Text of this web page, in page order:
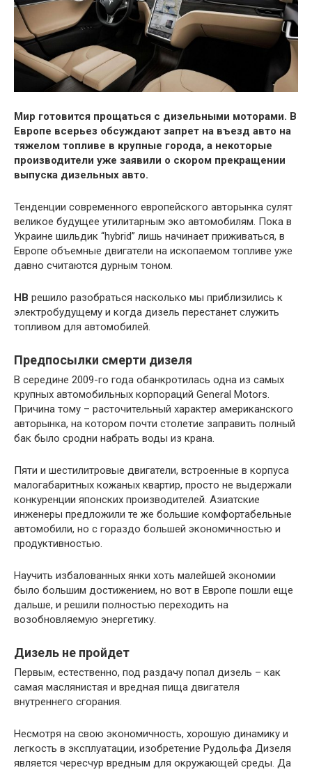
Мир готовится прощаться с дизельными моторами. В
Европе всерьез обсуждают запрет на въезд авто на
тяжелом топливе в крупные города, а некоторые
производители уже заявили о скором прекращении
выпуска дизельных авто.
Тенденции современного европейского авторынка сулят
великое будущее утилитарным эко автомобилям. Пока в
Украине шильдик “hybrid” лишь начинает приживаться, в
Европе объемные двигатели на ископаемом топливе уже
давно считаются дурным тоном.
НВ решило разобраться насколько мы приблизились к
электробудущему и когда дизель перестанет служить
топливом для автомобилей.
Предпосылки смерти дизеля
В середине 2009-го года обанкротилась одна из самых
крупных автомобильных корпораций General Motors.
Причина тому – расточительный характер американского
авторынка, на котором почти столетие заправить полный
бак было сродни набрать воды из крана.
Пяти и шестилитровые двигатели, встроенные в корпуса
малогабаритных кожаных квартир, просто не выдержали
конкуренции японских производителей. Азиатские
инженеры предложили те же большие комфортабельные
автомобили, но с гораздо большей экономичностью и
продуктивностью.
Научить избалованных янки хоть малейшей экономии
было большим достижением, но вот в Европе пошли еще
дальше, и решили полностью переходить на
возобновляемую энергетику.
Дизель не пройдет
Первым, естественно, под раздачу попал дизель – как
самая маслянистая и вредная пища двигателя
внутреннего сгорания.
Несмотря на свою экономичность, хорошую динамику и
легкость в эксплуатации, изобретение Рудольфа Дизеля
является чересчур вредным для окружающей среды. Да